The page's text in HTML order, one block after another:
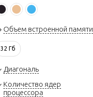
Объем встроенной памяти
32 Гб
Диагональ
Количество ядер
процессора